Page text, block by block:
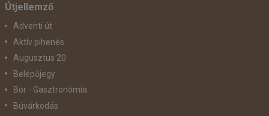
Útjellemző
Adventi út
Aktív pihenés
Augusztus 20
Belépőjegy
Bor - Gasztronómia
Búvárkodás